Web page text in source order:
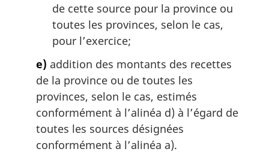
de cette source pour la province ou
toutes les provinces, selon le cas,
pour l’exercice;
e) addition des montants des recettes
de la province ou de toutes les
provinces, selon le cas, estimés
conformément à l’alinéa d) à l’égard de
toutes les sources désignées
conformément à l’alinéa a).